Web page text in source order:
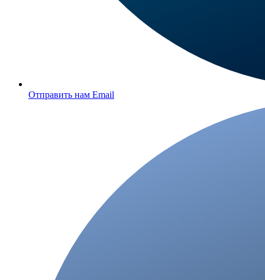
Отправить нам Email